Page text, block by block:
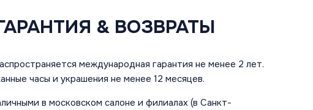
& ВОЗВРАТЫ
международная гарантия не менее 2 лет.
часы и украшения не менее 12 месяцев.
в московском салоне и филиалах (в Санкт-